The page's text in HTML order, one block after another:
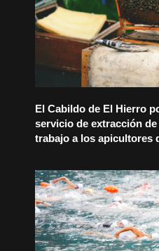
El Cabildo de El Hierro
servicio de extracción
trabajo a los apicultores